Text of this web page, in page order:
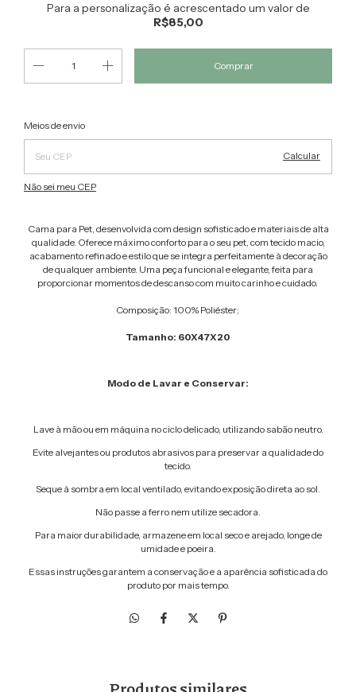
Para a personalização é acrescentado um valor de
R$85,00
Entregas para o CEP:
Meios de envio
Calcular
Não sei meu CEP
Cama para Pet, desenvolvida com design sofisticado e materiais de alta
qualidade. Oferece máximo conforto para o seu pet, com tecido macio,
acabamento refinado e estilo que se integra perfeitamente à decoração
de qualquer ambiente. Uma peça funcional e elegante, feita para
proporcionar momentos de descanso com muito carinho e cuidado.
Composição: 100% Poliéster;
Tamanho: 60X47X20
Modo de Lavar e Conservar:
Lave à mão ou em máquina no ciclo delicado, utilizando sabão neutro.
Evite alvejantes ou produtos abrasivos para preservar a qualidade do
tecido.
Seque à sombra em local ventilado, evitando exposição direta ao sol.
Não passe a ferro nem utilize secadora.
Para maior durabilidade, armazene em local seco e arejado, longe de
umidade e poeira.
Essas instruções garantem a conservação e a aparência sofisticada do
produto por mais tempo.